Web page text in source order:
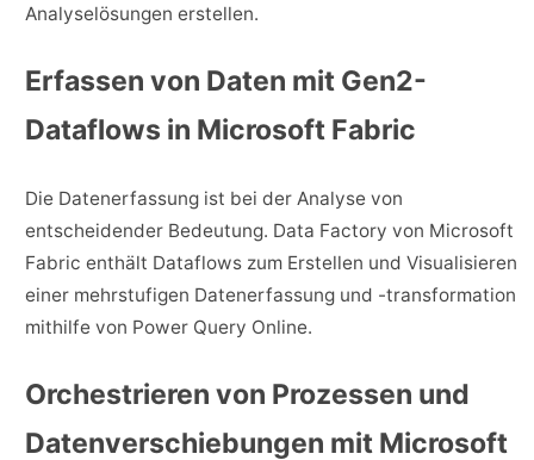
Analyselösungen erstellen.
Erfassen von Daten mit Gen2-
Dataflows in Microsoft Fabric
Die Datenerfassung ist bei der Analyse von
entscheidender Bedeutung. Data Factory von Microsoft
Fabric enthält Dataflows zum Erstellen und Visualisieren
einer mehrstufigen Datenerfassung und -transformation
mithilfe von Power Query Online.
Orchestrieren von Prozessen und
Datenverschiebungen mit Microsoft